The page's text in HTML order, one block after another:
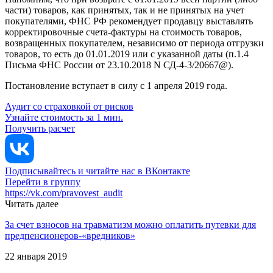
части) товаров, как принятых, так и не принятых на учет
покупателями, ФНС РФ рекомендует продавцу выставлять
корректировочные счета-фактуры на стоимость товаров,
возвращенных покупателем, независимо от периода отгрузки
товаров, то есть до 01.01.2019 или с указанной даты (п.1.4
Письма ФНС России от 23.10.2018 N СД-4-3/20667@).
Постановление вступает в силу с 1 апреля 2019 года.
Аудит со страховкой от рисков
Узнайте стоимость за 1 мин.
Получить расчет
Подписывайтесь и читайте нас в ВКонтакте
Перейти в группу
https://vk.com/pravovest_audit
Читать далее
За счет взносов на травматизм можно оплатить путевки для
предпенсионеров-«вредников»
22 января 2019